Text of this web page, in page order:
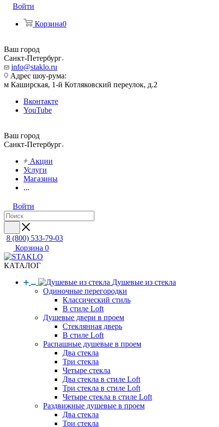
Войти
Корзина0
Ваш город
Санкт-Петербург
info@staklo.ru
Адрес шоу-рума:
м Каширская, 1-й Котляковский переулок, д.2
Вконтакте
YouTube
Ваш город
Санкт-Петербург
Акции
Услуги
Магазины
...
Войти
8 (800) 533-79-03
Корзина 0
КАТАЛОГ
Душевые из стекла
Одиночные перегородки
Классический стиль
В стиле Loft
Душевые двери в проем
Стеклянная дверь
В стиле Loft
Распашные душевые в проем
Два стекла
Три стекла
Четыре стекла
Два стекла в стиле Loft
Три стекла в стиле Loft
Четыре стекла в стиле Loft
Раздвижные душевые в проем
Два стекла
Три стекла